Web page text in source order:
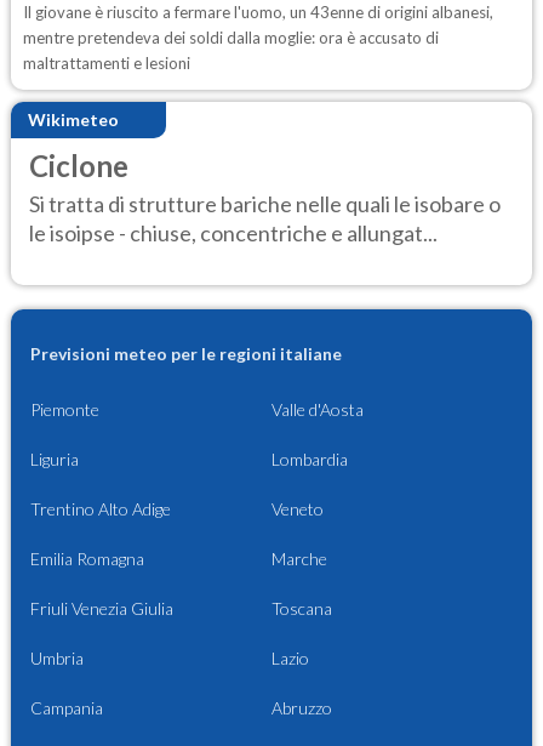
Il giovane è riuscito a fermare l'uomo, un 43enne di origini albanesi,
mentre pretendeva dei soldi dalla moglie: ora è accusato di
maltrattamenti e lesioni
Wikimeteo
Ciclone
Si tratta di strutture bariche nelle quali le isobare o
le isoipse - chiuse, concentriche e allungat...
Previsioni meteo per le regioni italiane
Piemonte Valle d'Aosta
Liguria Lombardia
Trentino Alto Adige Veneto
Emilia Romagna Marche
Friuli Venezia Giulia Toscana
Umbria Lazio
Campania Abruzzo